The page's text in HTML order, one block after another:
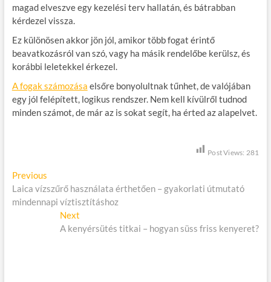
magad elveszve egy kezelési terv hallatán, és bátrabban
kérdezel vissza.
Ez különösen akkor jön jól, amikor több fogat érintő
beavatkozásról van szó, vagy ha másik rendelőbe kerülsz, és
korábbi leletekkel érkezel.
A fogak számozása elsőre bonyolultnak tűnhet, de valójában
egy jól felépített, logikus rendszer. Nem kell kívülről tudnod
minden számot, de már az is sokat segít, ha érted az alapelvet.
Post Views: 281
B
e
Previous
r
e
Laica vízszűrő használata érthetően – gyakorlati útmutató
mindennapi víztisztításhoz
Next
e
A kenyérsütés titkai – hogyan süss friss kenyeret?